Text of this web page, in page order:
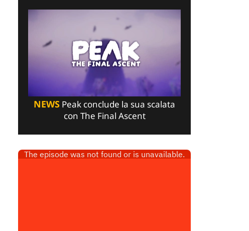
NEWS Peak conclude la sua scalata
con The Final Ascent